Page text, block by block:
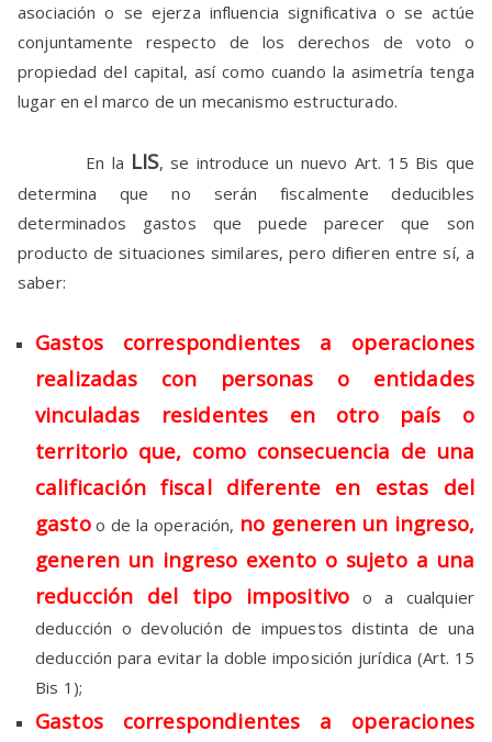
asociación o se ejerza influencia significativa o se actúe
conjuntamente respecto de los derechos de voto o
propiedad del capital, así como cuando la asimetría tenga
lugar en el marco de un mecanismo estructurado.
En la LIS, se introduce un nuevo Art. 15 Bis que
determina que no serán fiscalmente deducibles
determinados gastos que puede parecer que son
producto de situaciones similares, pero difieren entre sí, a
saber:
Gastos correspondientes a operaciones
realizadas con personas o entidades
vinculadas residentes en otro país o
territorio que, como consecuencia de una
calificación fiscal diferente en estas del
gastoo de la operación, no generen un ingreso,
generen un ingreso exento o sujeto a una
reducción del tipo impositivo o a cualquier
deducción o devolución de impuestos distinta de una
deducción para evitar la doble imposición jurídica (Art. 15
Bis 1);
Gastos correspondientes a operaciones